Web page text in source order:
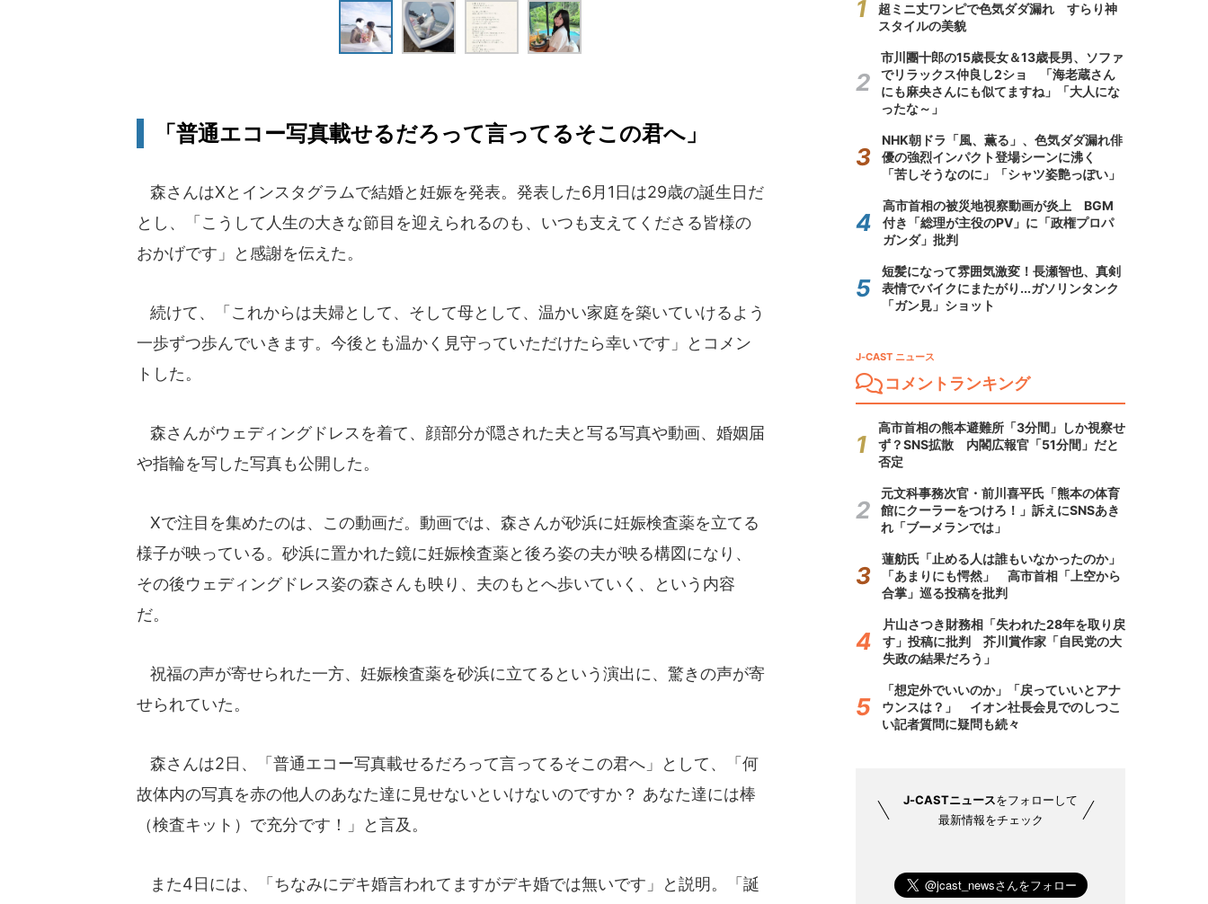
「普通エコー写真載せるだろって言ってるそこの君へ」
森さんはXとインスタグラムで結婚と妊娠を発表。発表した6月1日は29歳の誕生日だ
とし、「こうして人生の大きな節目を迎えられるのも、いつも支えてくださる皆様の
おかげです」と感謝を伝えた。
続けて、「これからは夫婦として、そして母として、温かい家庭を築いていけるよう
一歩ずつ歩んでいきます。今後とも温かく見守っていただけたら幸いです」とコメン
トした。
森さんがウェディングドレスを着て、顔部分が隠された夫と写る写真や動画、婚姻届
や指輪を写した写真も公開した。
Xで注目を集めたのは、この動画だ。動画では、森さんが砂浜に妊娠検査薬を立てる
様子が映っている。砂浜に置かれた鏡に妊娠検査薬と後ろ姿の夫が映る構図になり、
その後ウェディングドレス姿の森さんも映り、夫のもとへ歩いていく、という内容
だ。
祝福の声が寄せられた一方、妊娠検査薬を砂浜に立てるという演出に、驚きの声が寄
せられていた。
森さんは2日、「普通エコー写真載せるだろって言ってるそこの君へ」として、「何
故体内の写真を赤の他人のあなた達に見せないといけないのですか？ あなた達には棒
（検査キット）で充分です！」と言及。
また4日には、「ちなみにデキ婚言われてますがデキ婚では無いです」と説明。「誕
超ミニ丈ワンピで色気ダダ漏れ すらり神
スタイルの美貌
市川團十郎の15歳長女＆13歳長男、ソファ
でリラックス仲良し2ショ 「海老蔵さん
にも麻央さんにも似てますね」「大人にな
ったな～」
NHK朝ドラ「風、薫る」、色気ダダ漏れ俳
優の強烈インパクト登場シーンに沸く
「苦しそうなのに」「シャツ姿艶っぽい」
高市首相の被災地視察動画が炎上 BGM
付き「総理が主役のPV」に「政権プロパ
ガンダ」批判
短髪になって雰囲気激変！長瀬智也、真剣
表情でバイクにまたがり...ガソリンタンク
「ガン見」ショット
J-CAST ニュース
コメントランキング
高市首相の熊本避難所「3分間」しか視察せ
ず？SNS拡散 内閣広報官「51分間」だと
否定
元文科事務次官・前川喜平氏「熊本の体育
館にクーラーをつけろ！」訴えにSNSあき
れ「ブーメランでは」
蓮舫氏「止める人は誰もいなかったのか」
「あまりにも愕然」 高市首相「上空から
合掌」巡る投稿を批判
片山さつき財務相「失われた28年を取り戻
す」投稿に批判 芥川賞作家「自民党の大
失政の結果だろう」
「想定外でいいのか」「戻っていいとアナ
ウンスは？」 イオン社長会見でのしつこ
い記者質問に疑問も続々
J-CASTニュースをフォローして
最新情報をチェック